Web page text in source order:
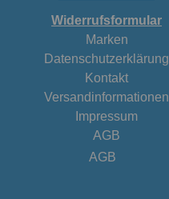
Widerrufsformular
Marken
Datenschutzerklärung
Kontakt
Versandinformationen
Impressum
AGB
AGB